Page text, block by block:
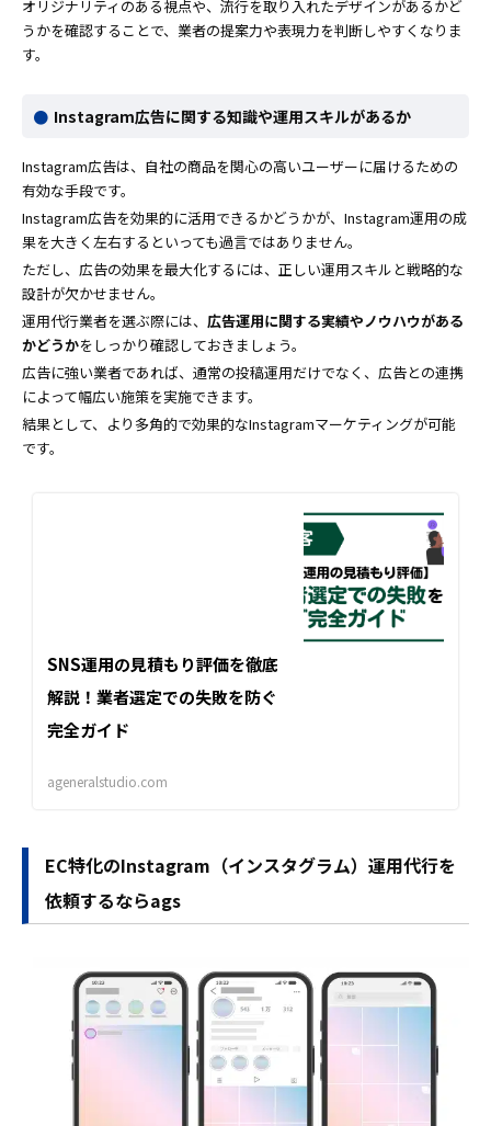
オリジナリティのある視点や、流行を取り入れたデザインがあるかど
うかを確認することで、業者の提案力や表現力を判断しやすくなりま
す。
Instagram広告に関する知識や運用スキルがあるか
Instagram広告は、自社の商品を関心の高いユーザーに届けるための
有効な手段です。
Instagram広告を効果的に活用できるかどうかが、Instagram運用の成
果を大きく左右するといっても過言ではありません。
ただし、広告の効果を最大化するには、正しい運用スキルと戦略的な
設計が欠かせません。
運用代行業者を選ぶ際には、 広告運用に関する実績やノウハウがある
かどうかをしっかり確認しておきましょう。
広告に強い業者であれば、通常の投稿運用だけでなく、広告との連携
によって幅広い施策を実施できます。
結果として、より多角的で効果的なInstagramマーケティングが可能
です。
SNS運用の見積もり評価を徹底
解説！業者選定での失敗を防ぐ
完全ガイド
ageneralstudio.com
EC特化のInstagram（インスタグラム）運用代行を
依頼するならags